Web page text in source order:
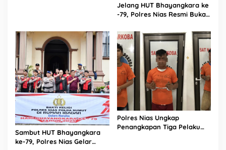
Jelang HUT Bhayangkara ke
-79, Polres Nias Resmi Buka
Sambut HUT Bhayangkara
ke-79, Polres Nias Gelar
Polres Nias Ungkap
Penangkapan Tiga Pelaku